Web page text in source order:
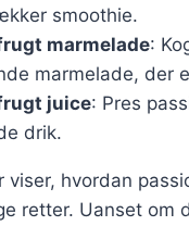
smoothie.
marmelade:
marmelade, der
juice: Pres
drik.
viser, hvordan
retter. Uanset om